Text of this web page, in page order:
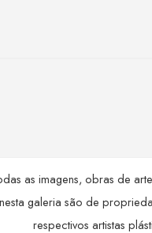
as imagens, obras de
galeria são de
respectivos artistas